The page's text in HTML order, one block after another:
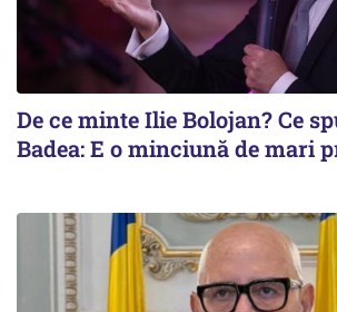
De ce minte Ilie Bolojan? Ce
Badea: E o minciună de mari